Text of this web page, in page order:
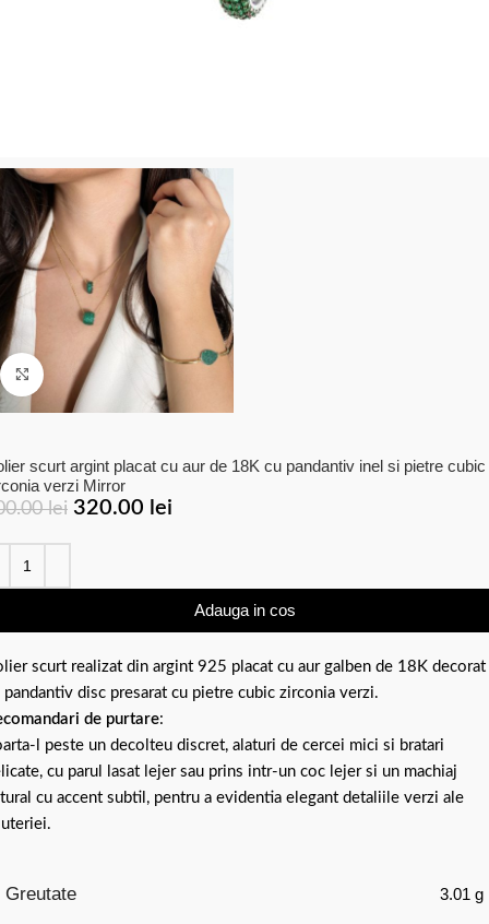
Click to enlarge
scurt argint placat cu aur de 18K cu pandantiv inel si pietre cubic
verzi Mirror
lei 320.00 lei
Adauga in cos
scurt realizat din argint 925 placat cu aur galben de 18K decorat
pandantiv disc presarat cu pietre cubic zirconia verzi.
de purtare:
l peste un decolteu discret, alaturi de cercei mici si bratari
cu parul lasat lejer sau prins intr-un coc lejer si un machiaj
cu accent subtil, pentru a evidentia elegant detaliile verzi ale
Greutate 3.01 g